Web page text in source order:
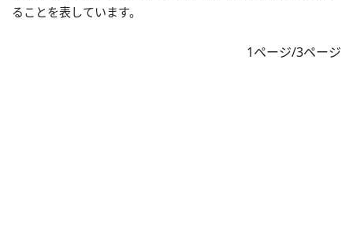
ることを表しています。
1ページ/3ページ